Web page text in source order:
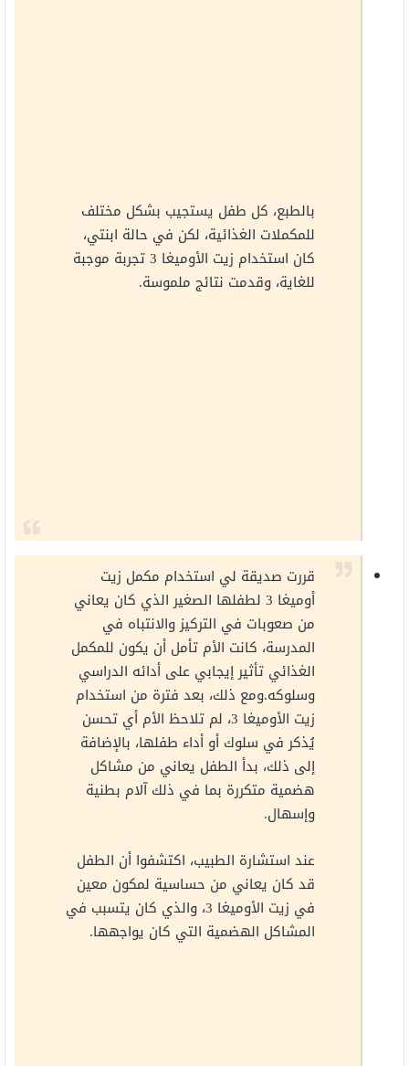
بالطبع، كل طفل يستجيب بشكل مختلف
للمكملات الغذائية، لكن في حالة ابنتي،
كان استخدام زيت الأوميغا 3 تجربة موجبة
للغاية، وقدمت نتائج ملموسة.
قررت صديقة لي استخدام مكمل زيت
أوميغا 3 لطفلها الصغير الذي كان يعاني
من صعوبات في التركيز والانتباه في
المدرسة، كانت الأم تأمل أن يكون للمكمل
الغذائي تأثير إيجابي على أدائه الدراسي
وسلوكه.ومع ذلك، بعد فترة من استخدام
زيت الأوميغا 3، لم تلاحظ الأم أي تحسن
يُذكر في سلوك أو أداء طفلها، بالإضافة
إلى ذلك، بدأ الطفل يعاني من مشاكل
هضمية متكررة بما في ذلك آلام بطنية
وإسهال.
عند استشارة الطبيب، اكتشفوا أن الطفل
قد كان يعاني من حساسية لمكون معين
في زيت الأوميغا 3، والذي كان يتسبب في
المشاكل الهضمية التي كان يواجهها.